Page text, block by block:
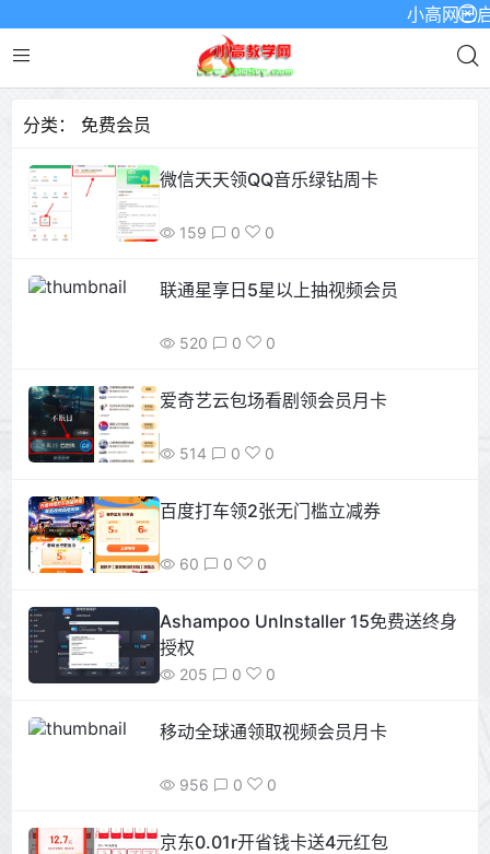
小高网已启
分类： 免费会员
微信天天领QQ音乐绿钻周卡
159 0 0
联通星享日5星以上抽视频会员
520 0 0
爱奇艺云包场看剧领会员月卡
514 0 0
百度打车领2张无门槛立减券
60 0 0
Ashampoo UnInstaller 15免费送终身
授权
205 0 0
移动全球通领取视频会员月卡
956 0 0
京东0.01r开省钱卡送4元红包